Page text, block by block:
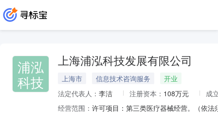
浦泓
科技
上海浦泓科技发展有限公司
上海市 信息技术咨询服务
开业
法定代表人： 李洁 注册资本： 108万元
成
经营范围：